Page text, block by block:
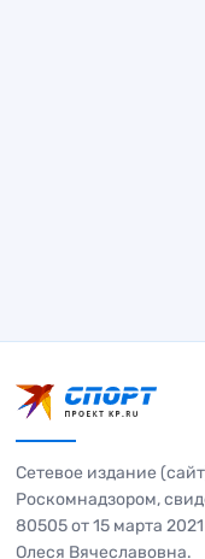
Сетевое издание
Роскомнадзором,
80505 от 15 марта
Олеся Вячеславовна.